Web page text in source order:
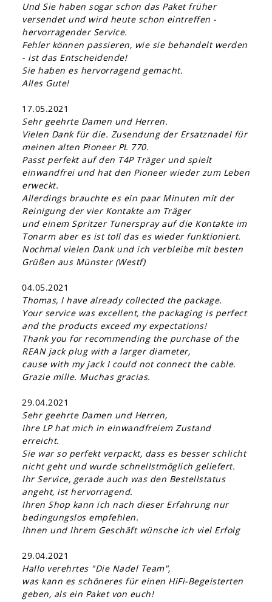
Und Sie haben sogar schon das Paket früher
versendet und wird heute schon eintreffen -
hervorragender Service.
Fehler können passieren, wie sie behandelt werden
- ist das Entscheidende!
Sie haben es hervorragend gemacht.
Alles Gute!
17.05.2021
Sehr geehrte Damen und Herren.
Vielen Dank für die. Zusendung der Ersatznadel für
meinen alten Pioneer PL 770.
Passt perfekt auf den T4P Träger und spielt
einwandfrei und hat den Pioneer wieder zum Leben
erweckt.
Allerdings brauchte es ein paar Minuten mit der
Reinigung der vier Kontakte am Träger
und einem Spritzer Tunerspray auf die Kontakte im
Tonarm aber es ist toll das es wieder funktioniert.
Nochmal vielen Dank und ich verbleibe mit besten
Grüßen aus Münster (Westf)
04.05.2021
Thomas, I have already collected the package.
Your service was excellent, the packaging is perfect
and the products exceed my expectations!
Thank you for recommending the purchase of the
REAN jack plug with a larger diameter,
cause with my jack I could not connect the cable.
Grazie mille. Muchas gracias.
29.04.2021
Sehr geehrte Damen und Herren,
Ihre LP hat mich in einwandfreiem Zustand
erreicht.
Sie war so perfekt verpackt, dass es besser schlicht
nicht geht und wurde schnellstmöglich geliefert.
Ihr Service, gerade auch was den Bestellstatus
angeht, ist hervorragend.
Ihren Shop kann ich nach dieser Erfahrung nur
bedingungslos empfehlen.
Ihnen und Ihrem Geschäft wünsche ich viel Erfolg
29.04.2021
Hallo verehrtes "Die Nadel Team",
was kann es schöneres für einen HiFi-Begeisterten
geben, als ein Paket von euch!